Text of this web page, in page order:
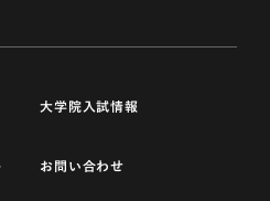
大学院入試情報
お問い合わせ